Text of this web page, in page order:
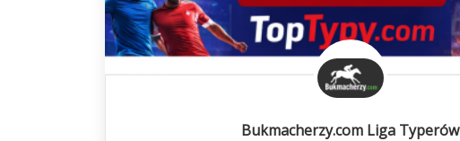
Bukmacherzy.com Liga Typerów